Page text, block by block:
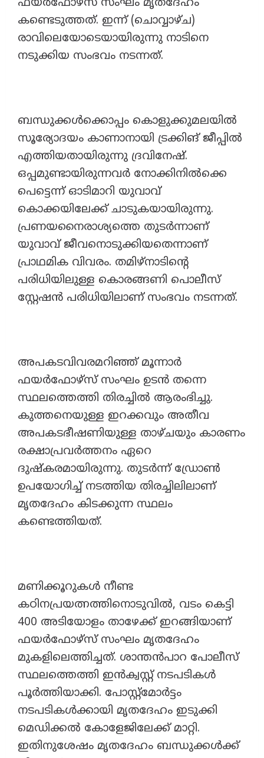
ഫയർഫോഴ്സ് സംഘം മൃതദേഹം
കണ്ടെടുത്തത്. ഇന്ന് (ചൊവ്വാഴ്ച)
രാവിലെയോടെയായിരുന്നു നാടിനെ
നടുക്കിയ സംഭവം നടന്നത്.
ബന്ധുക്കൾക്കൊപ്പം കൊളുക്കുമലയിൽ
സൂര്യോദയം കാണാനായി ട്രക്കിങ് ജീപ്പിൽ
എത്തിയതായിരുന്നു ദ്രവിനേഷ്.
ഒപ്പമുണ്ടായിരുന്നവർ നോക്കിനിൽക്കെ
പെട്ടെന്ന് ഓടിമാറി യുവാവ്
കൊക്കയിലേക്ക് ചാടുകയായിരുന്നു.
പ്രണയനൈരാശ്യത്തെ തുടർന്നാണ്
യുവാവ് ജീവനൊടുക്കിയതെന്നാണ്
പ്രാഥമിക വിവരം. തമിഴ്‌നാടിന്റെ
പരിധിയിലുള്ള കൊരങ്ങണി പൊലീസ്
സ്റ്റേഷൻ പരിധിയിലാണ് സംഭവം നടന്നത്.
അപകടവിവരമറിഞ്ഞ് മൂന്നാർ
ഫയർഫോഴ്സ് സംഘം ഉടൻ തന്നെ
സ്ഥലത്തെത്തി തിരച്ചിൽ ആരംഭിച്ചു.
കുത്തനെയുള്ള ഇറക്കവും അതീവ
അപകടഭീഷണിയുള്ള താഴ്ചയും കാരണം
രക്ഷാപ്രവർത്തനം ഏറെ
ദുഷ്കരമായിരുന്നു. തുടർന്ന് ഡ്രോൺ
ഉപയോഗിച്ച് നടത്തിയ തിരച്ചിലിലാണ്
മൃതദേഹം കിടക്കുന്ന സ്ഥലം
കണ്ടെത്തിയത്.
മണിക്കൂറുകൾ നീണ്ട
കഠിനപ്രയത്നത്തിനൊടുവിൽ, വടം കെട്ടി
400 അടിയോളം താഴേക്ക് ഇറങ്ങിയാണ്
ഫയർഫോഴ്സ് സംഘം മൃതദേഹം
മുകളിലെത്തിച്ചത്. ശാന്തൻപാറ പോലീസ്
സ്ഥലത്തെത്തി ഇൻക്വസ്റ്റ് നടപടികൾ
പൂർത്തിയാക്കി. പോസ്റ്റ്മോർട്ടം
നടപടികൾക്കായി മൃതദേഹം ഇടുക്കി
മെഡിക്കൽ കോളേജിലേക്ക് മാറ്റി.
ഇതിനുശേഷം മൃതദേഹം ബന്ധുക്കൾക്ക്